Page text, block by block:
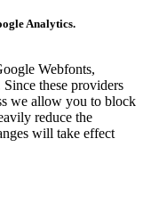
Analytics.
Webfonts,
these providers
we allow you to block
reduce the
will take effect